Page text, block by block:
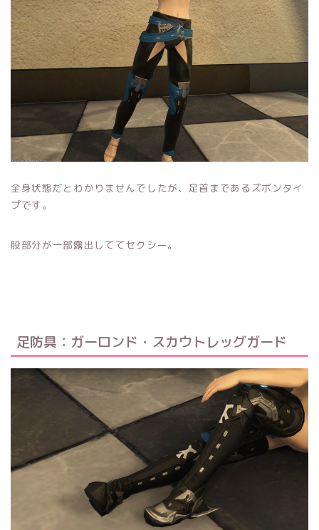
全身状態だとわかりませんでしたが、足首まであるズボンタイ
プです。
股部分が一部露出しててセクシー。
足防具：ガーロンド・スカウトレッグガード